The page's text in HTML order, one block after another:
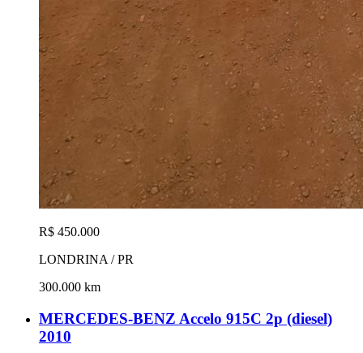
R$ 450.000
LONDRINA / PR
300.000 km
MERCEDES-BENZ Accelo 915C 2p (diesel)
2010